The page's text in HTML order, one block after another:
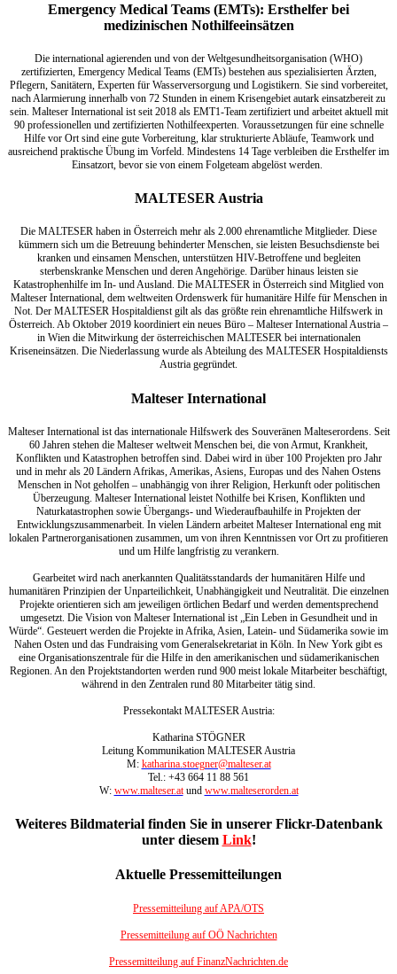
Emergency Medical Teams (EMTs): Ersthelfer bei
medizinischen Nothilfeeinsätzen
Die international agierenden und von der Weltgesundheitsorganisation (WHO)
zertifizierten, Emergency Medical Teams (EMTs) bestehen aus spezialisierten Ärzten,
Pflegern, Sanitätern, Experten für Wasserversorgung und Logistikern. Sie sind vorbereitet,
nach Alarmierung innerhalb von 72 Stunden in einem Krisengebiet autark einsatzbereit zu
sein. Malteser International ist seit 2018 als EMT1-Team zertifiziert und arbeitet aktuell mit
90 professionellen und zertifizierten Nothilfeexperten. Voraussetzungen für eine schnelle
Hilfe vor Ort sind eine gute Vorbereitung, klar strukturierte Abläufe, Teamwork und
ausreichend praktische Übung im Vorfeld. Mindestens 14 Tage verbleiben die Ersthelfer im
Einsatzort, bevor sie von einem Folgeteam abgelöst werden.
MALTESER Austria
Die MALTESER haben in Österreich mehr als 2.000 ehrenamtliche Mitglieder. Diese
kümmern sich um die Betreuung behinderter Menschen, sie leisten Besuchsdienste bei
kranken und einsamen Menschen, unterstützen HIV-Betroffene und begleiten
sterbenskranke Menschen und deren Angehörige. Darüber hinaus leisten sie
Katastrophenhilfe im In- und Ausland. Die MALTESER in Österreich sind Mitglied von
Malteser International, dem weltweiten Ordenswerk für humanitäre Hilfe für Menschen in
Not. Der MALTESER Hospitaldienst gilt als das größte rein ehrenamtliche Hilfswerk in
Österreich. Ab Oktober 2019 koordiniert ein neues Büro – Malteser International Austria –
in Wien die Mitwirkung der österreichischen MALTESER bei internationalen
Kriseneinsätzen. Die Niederlassung wurde als Abteilung des MALTESER Hospitaldiensts
Austria gegründet.
Malteser International
Malteser International ist das internationale Hilfswerk des Souveränen Malteserordens. Seit
60 Jahren stehen die Malteser weltweit Menschen bei, die von Armut, Krankheit,
Konflikten und Katastrophen betroffen sind. Dabei wird in über 100 Projekten pro Jahr
und in mehr als 20 Ländern Afrikas, Amerikas, Asiens, Europas und des Nahen Ostens
Menschen in Not geholfen – unabhängig von ihrer Religion, Herkunft oder politischen
Überzeugung. Malteser International leistet Nothilfe bei Krisen, Konflikten und
Naturkatastrophen sowie Übergangs- und Wiederaufbauhilfe in Projekten der
Entwicklungszusammenarbeit. In vielen Ländern arbeitet Malteser International eng mit
lokalen Partnerorganisationen zusammen, um von ihren Kenntnissen vor Ort zu profitieren
und um Hilfe langfristig zu verankern.
Gearbeitet wird nach anerkannten Qualitätsstandards der humanitären Hilfe und
humanitären Prinzipien der Unparteilichkeit, Unabhängigkeit und Neutralität. Die einzelnen
Projekte orientieren sich am jeweiligen örtlichen Bedarf und werden dementsprechend
umgesetzt. Die Vision von Malteser International ist „Ein Leben in Gesundheit und in
Würde“. Gesteuert werden die Projekte in Afrika, Asien, Latein- und Südamerika sowie im
Nahen Osten und das Fundraising vom Generalsekretariat in Köln. In New York gibt es
eine Organisationszentrale für die Hilfe in den amerikanischen und südamerikanischen
Regionen. An den Projektstandorten werden rund 900 meist lokale Mitarbeiter beschäftigt,
während in den Zentralen rund 80 Mitarbeiter tätig sind.
Pressekontakt MALTESER Austria:
Katharina STÖGNER
Leitung Kommunikation MALTESER Austria
M: katharina.stoegner@malteser.at
Tel.: +43 664 11 88 561
W: www.malteser.atund www.malteserorden.at
Weiteres Bildmaterial finden Sie in unserer Flickr-Datenbank
unter diesem Link!
Aktuelle Pressemitteilungen
Pressemitteilung auf APA/OTS
Pressemitteilung auf OÖ Nachrichten
Pressemitteilung auf FinanzNachrichten.de